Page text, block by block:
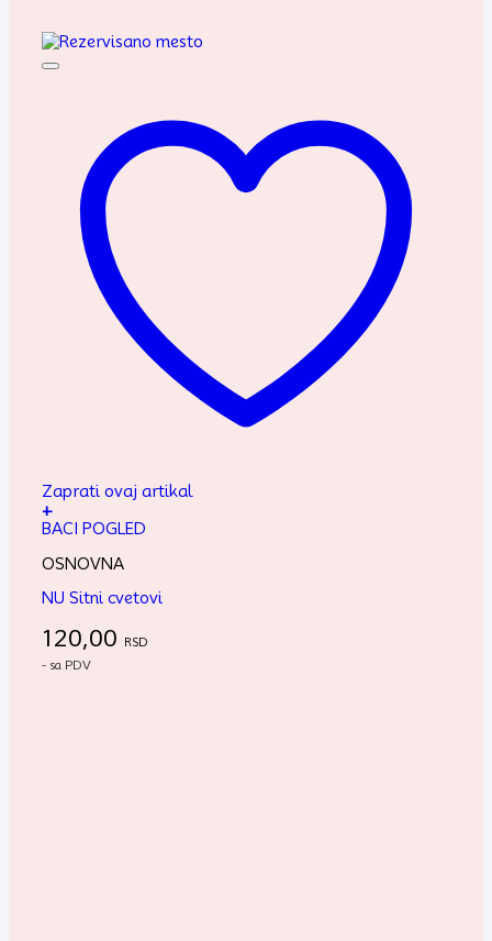
Zaprati ovaj artikal
+
BACI POGLED
OSNOVNA
NU Sitni cvetovi
120,00 RSD
- sa PDV